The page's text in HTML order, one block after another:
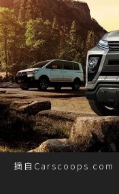
摘自Carscoops.com